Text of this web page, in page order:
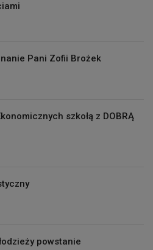
Pani Zofii Brożek
szkołą z DOBRĄ
powstanie